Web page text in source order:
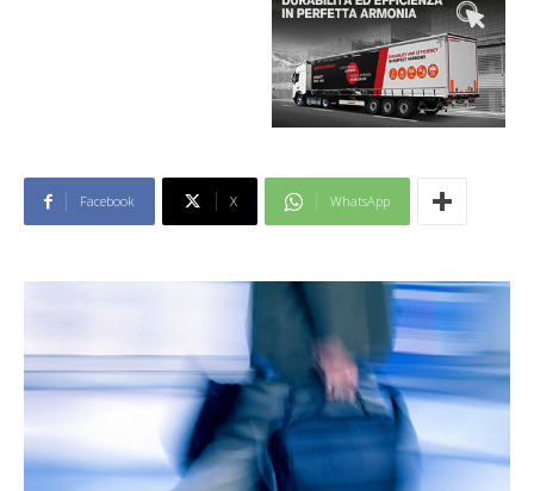
Facebook X WhatsApp